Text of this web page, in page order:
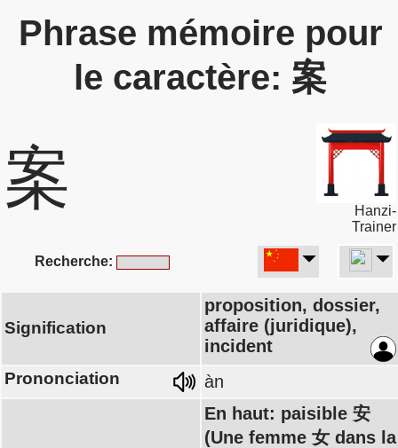
Phrase mémoire pour
le caractère: 案
案
Hanzi-
Trainer
Recherche:
Signification
proposition, dossier,
affaire (juridique),
incident
Prononciation àn
En haut: paisible 安
(Une femme 女 dans la